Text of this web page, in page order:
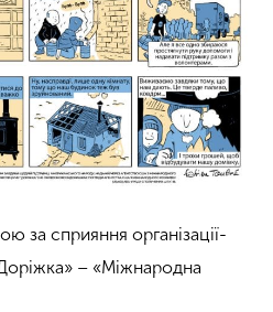
за сприяння організації-
– «Міжнародна